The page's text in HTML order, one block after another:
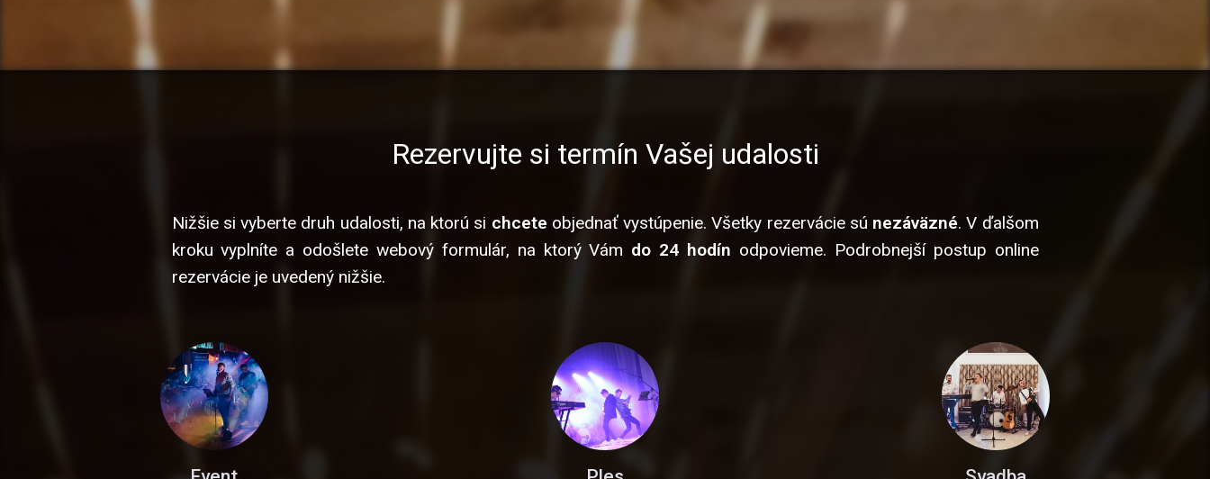
Rezervujte si termín Vašej udalosti
Nižšie si vyberte druh udalosti, na ktorú si chcete objednať vystúpenie. Všetky rezervácie sú nezáväzné. V ďalšom
kroku vyplníte a odošlete webový formulár, na ktorý Vám do 24 hodín odpovieme. Podrobnejší postup online
rezervácie je uvedený nižšie.